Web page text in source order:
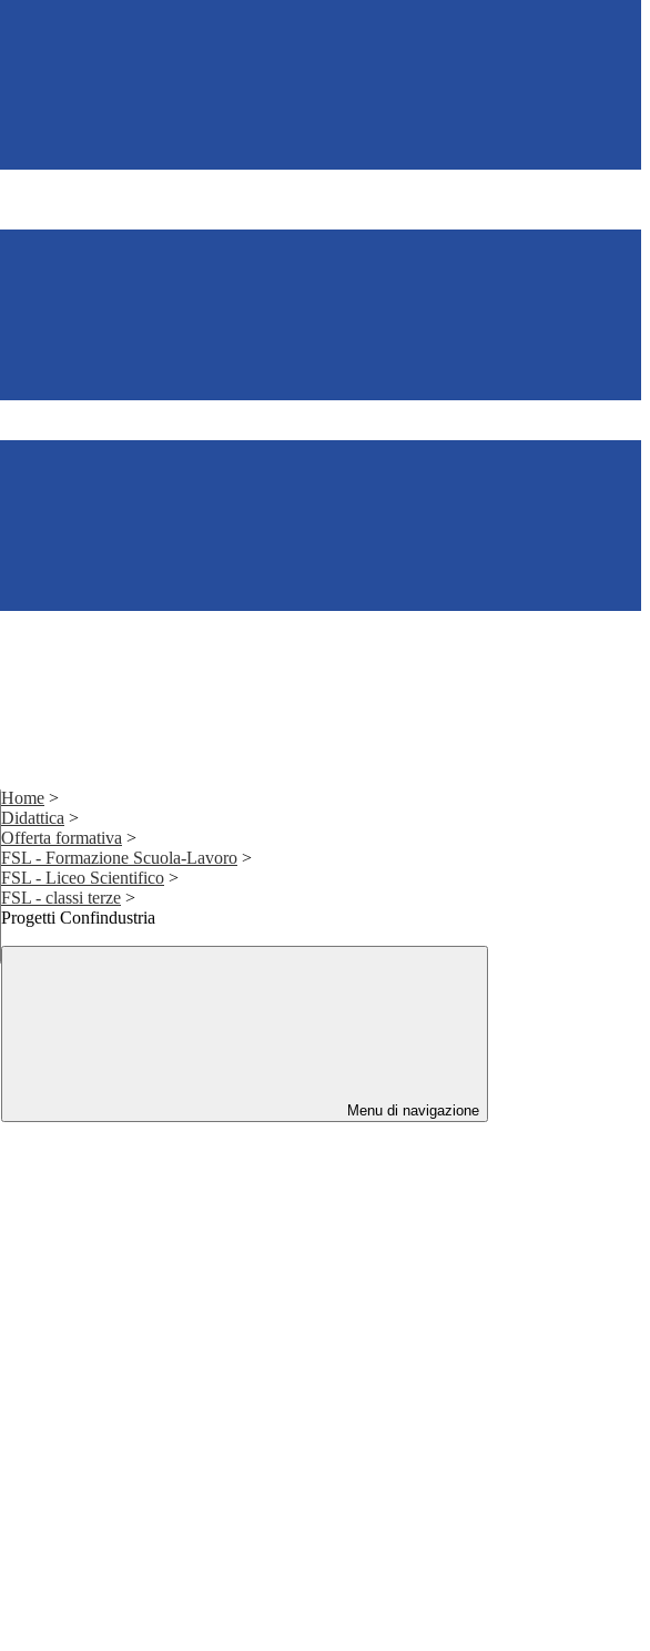
Home >
Didattica >
Offerta formativa >
FSL - Formazione Scuola-Lavoro >
FSL - Liceo Scientifico >
FSL - classi terze >
Progetti Confindustria
Menu di navigazione